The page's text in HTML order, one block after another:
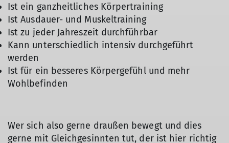
Ist ein ganzheitliches Körpertraining
Ist Ausdauer- und Muskeltraining
Ist zu jeder Jahreszeit durchführbar
Kann unterschiedlich intensiv durchgeführt
werden
Ist für ein besseres Körpergefühl und mehr
Wohlbefinden
Wer sich also gerne draußen bewegt und dies
gerne mit Gleichgesinnten tut, der ist hier richtig